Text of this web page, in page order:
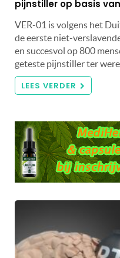
pijnstiller op basis
VER-01 is volgens het
de eerste niet-
en succesvol op 800
geteste pijnstiller ter
LEES VERDER